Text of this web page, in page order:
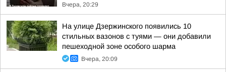
Вчера, 20:29
На улице Дзержинского появились 10
стильных вазонов с туями — они добавили
пешеходной зоне особого шарма
Вчера, 20:09